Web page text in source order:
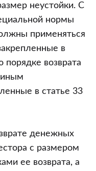
неустойки. С
нормы
применяться
в
возврата
в статье 33
денежных
с размером
ее возврата, а